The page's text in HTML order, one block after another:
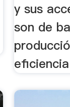
y sus
son de